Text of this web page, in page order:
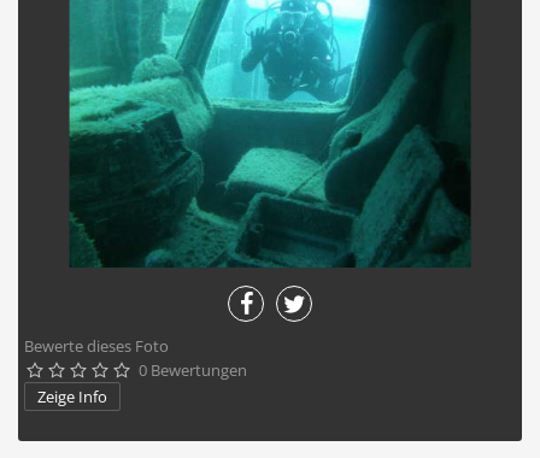
Bewerte dieses Foto
     0 Bewertungen
Zeige Info